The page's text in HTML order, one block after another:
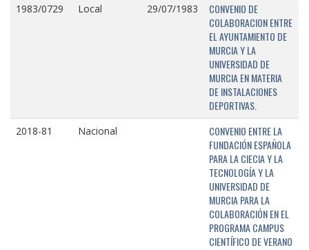
1983/0729 Local 29/07/1983
CONVENIO DE
COLABORACION ENTRE
EL AYUNTAMIENTO DE
MURCIA Y LA
UNIVERSIDAD DE
MURCIA EN MATERIA
DE INSTALACIONES
DEPORTIVAS.
2018-81 Nacional
CONVENIO ENTRE LA
FUNDACIÓN ESPAÑOLA
PARA LA CIECIA Y LA
TECNOLOGÍA Y LA
UNIVERSIDAD DE
MURCIA PARA LA
COLABORACIÓN EN EL
PROGRAMA CAMPUS
CIENTÍFICO DE VERANO